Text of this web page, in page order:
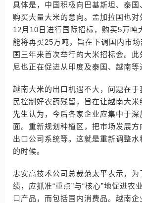
具体是，中国积极向巴基斯坦、泰国
购买大量大米的意向。孟加拉国也对
12月10日进行国际招标，购买5万吨
能将再买25万吨，旨在下调国内市
国三年来首次举行的大米招标会。此
尼也正在促进从印度及泰国、越南等
越南大米的出口机遇不大，问题在于
民控制好农药残留，旨在让越南大
先生认为，今后各家企业应集中于深
面。重新规划种植区，把市场发展方
出口公司系统等。这就是重新调整水
的时候。
忠安高技术公司总裁范太平表示，
绩，应抓准“重点”与“核心”地促进农
口产品，而包括国内消费品。越南企